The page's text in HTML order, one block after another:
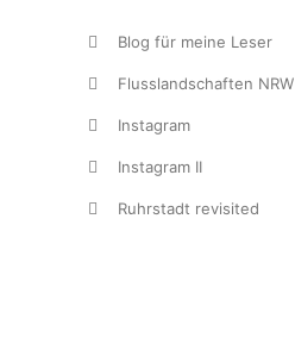
Blog für meine Leser
Flusslandschaften NRW
Instagram
Instagram II
Ruhrstadt revisited